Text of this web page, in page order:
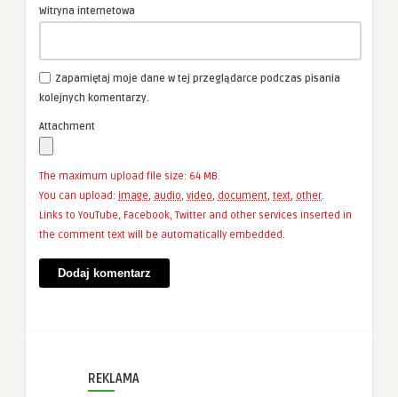
Witryna internetowa
Zapamiętaj moje dane w tej przeglądarce podczas pisania
kolejnych komentarzy.
Attachment
The maximum upload file size: 64 MB.
You can upload: image, audio, video, document, text, other.
Links to YouTube, Facebook, Twitter and other services inserted in
the comment text will be automatically embedded.
REKLAMA